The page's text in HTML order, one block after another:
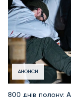
АНОНСИ
800 днів полону: